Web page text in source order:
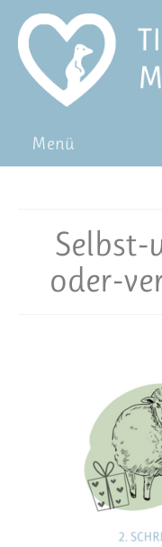
Menü
Pat*in werden
Patenschaft
Selbst-
oder-